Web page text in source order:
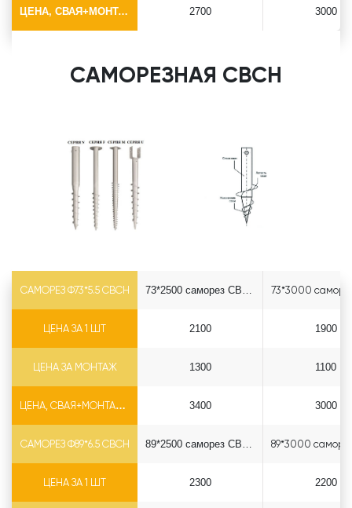
ЦЕНА, СВАЯ+МОНТАЖ (БЕЗ ОГОЛОВКА) 2700 3000
САМОРЕЗНАЯ СВСН
САМОРЕЗ Ф73*5.5 СВСН
ЦЕНА ЗА 1 ШТ
ЦЕНА ЗА МОНТАЖ
ЦЕНА, СВАЯ+МОНТАЖ (БЕЗ ОГОЛОВКА)
73*2500 саморез СВСН
2100
1300
3400
1900
1100
3000
САМОРЕЗ Ф89*6.5 СВСН
ЦЕНА ЗА 1 ШТ
89*2500 саморез СВСН
2300 2200